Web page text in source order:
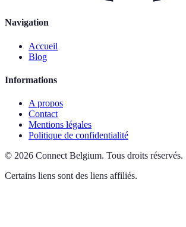
Navigation
Accueil
Blog
Informations
A propos
Contact
Mentions légales
Politique de confidentialité
© 2026 Connect Belgium. Tous droits réservés.
Certains liens sont des liens affiliés.